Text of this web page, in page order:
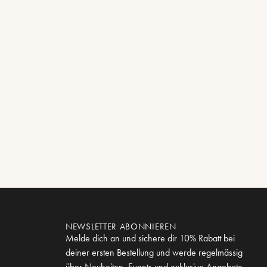
NEWSLETTER ABONNIEREN
Melde dich an und sichere dir 10% Rabatt bei
deiner ersten Bestellung und werde regelmässig